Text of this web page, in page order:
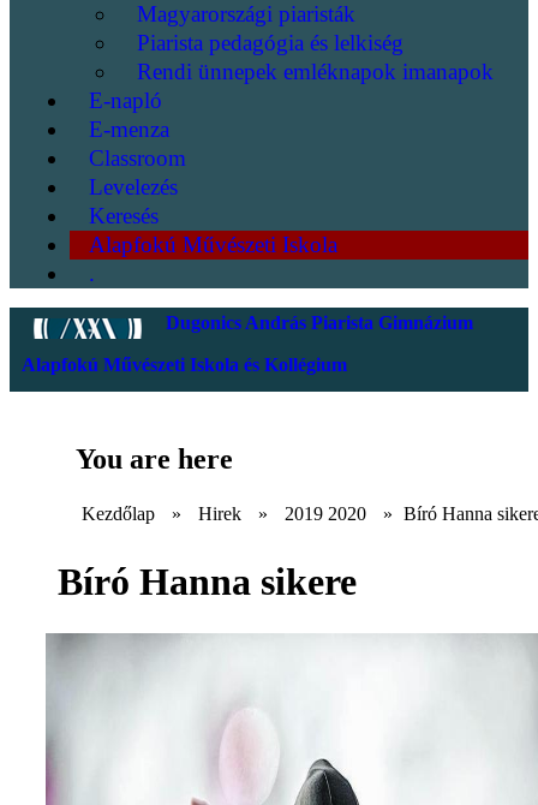
Magyarországi piaristák
Piarista pedagógia és lelkiség
Rendi ünnepek emléknapok imanapok
E-napló
E-menza
Classroom
Levelezés
Keresés
Alapfokú Művészeti Iskola
.
Dugonics András Piarista Gimnázium
Alapfokú Művészeti Iskola és Kollégium
You are here
Kezdőlap » Hirek » 2019 2020 » Bíró Hanna
Bíró Hanna sikere